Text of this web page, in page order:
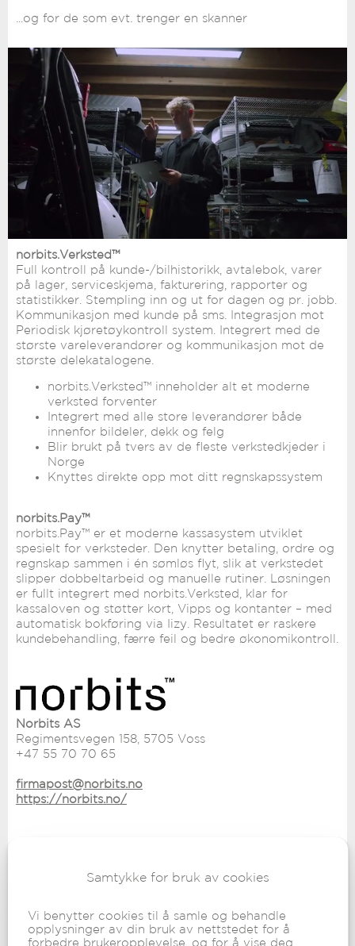
Samtykke for bruk av cookies
Vi benytter cookies til å samle og behandle
opplysninger av din bruk av nettstedet for å
forbedre brukeropplevelse, og for å vise deg
...og for de som evt. trenger en skanner
norbits.Verksted™
Full kontroll på kunde-/bilhistorikk, avtalebok, varer
på lager, serviceskjema, fakturering, rapporter og
statistikker. Stempling inn og ut for dagen og pr. jobb.
Kommunikasjon med kunde på sms. Integrasjon mot
Periodisk kjøretøykontroll system. Integrert med de
største vareleverandører og kommunikasjon mot de
største delekatalogene.
norbits.Verksted™ inneholder alt et moderne
verksted forventer
Integrert med alle store leverandører både
innenfor bildeler, dekk og felg
Blir brukt på tvers av de fleste verkstedkjeder i
Norge
Knyttes direkte opp mot ditt regnskapssystem
norbits.Pay™
norbits.Pay™ er et moderne kassasystem utviklet
spesielt for verksteder. Den knytter betaling, ordre og
regnskap sammen i én sømløs flyt, slik at verkstedet
slipper dobbeltarbeid og manuelle rutiner. Løsningen
er fullt integrert med norbits.Verksted, klar for
kassaloven og støtter kort, Vipps og kontanter – med
automatisk bokføring via Iizy. Resultatet er raskere
kundebehandling, færre feil og bedre økonomikontroll.
Norbits AS
Regimentsvegen 158, 5705 Voss
+47 55 70 70 65
​firmapost@norbits.no
https://norbits.no/